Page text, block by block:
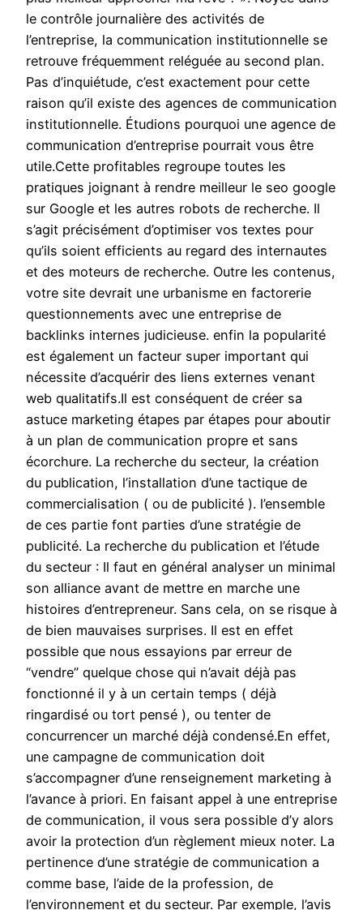
le contrôle journalière des activités de
l’entreprise, la communication institutionnelle se
retrouve fréquemment reléguée au second plan.
Pas d’inquiétude, c’est exactement pour cette
raison qu’il existe des agences de communication
institutionnelle. Étudions pourquoi une agence de
communication d’entreprise pourrait vous être
utile.Cette profitables regroupe toutes les
pratiques joignant à rendre meilleur le seo google
sur Google et les autres robots de recherche. Il
s’agit précisément d’optimiser vos textes pour
qu’ils soient efficients au regard des internautes
et des moteurs de recherche. Outre les contenus,
votre site devrait une urbanisme en factorerie
questionnements avec une entreprise de
backlinks internes judicieuse. enfin la popularité
est également un facteur super important qui
nécessite d’acquérir des liens externes venant
web qualitatifs.Il est conséquent de créer sa
astuce marketing étapes par étapes pour aboutir
à un plan de communication propre et sans
écorchure. La recherche du secteur, la création
du publication, l’installation d’une tactique de
commercialisation ( ou de publicité ). l’ensemble
de ces partie font parties d’une stratégie de
publicité. La recherche du publication et l’étude
du secteur : Il faut en général analyser un minimal
son alliance avant de mettre en marche une
histoires d’entrepreneur. Sans cela, on se risque à
de bien mauvaises surprises. Il est en effet
possible que nous essayions par erreur de
“vendre” quelque chose qui n’avait déjà pas
fonctionné il y à un certain temps ( déjà
ringardisé ou tort pensé ), ou tenter de
concurrencer un marché déjà condensé.En effet,
une campagne de communication doit
s’accompagner d’une renseignement marketing à
l’avance à priori. En faisant appel à une entreprise
de communication, il vous sera possible d’y alors
avoir la protection d’un règlement mieux noter. La
pertinence d’une stratégie de communication a
comme base, l’aide de la profession, de
l’environnement et du secteur. Par exemple, l’avis